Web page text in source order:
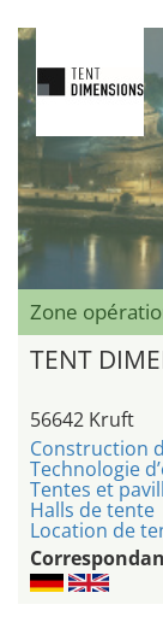
Zone
TENT
56642 Kruft
Construction
Technologie
Tentes et
Halls de tente
Location de